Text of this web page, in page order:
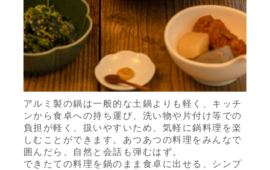
アルミ製の鍋は一般的な土鍋よりも軽く、キッチ
ンから食卓への持ち運び、洗い物や片付け等での
負担が軽く、扱いやすいため、気軽に鍋料理を楽
しむことができます。あつあつの料理をみんなで
囲んだら、自然と会話も弾むはず。
できたての料理を鍋のまま食卓に出せる、シンプ